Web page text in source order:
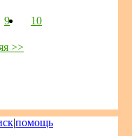
9 10
>>
|помощь